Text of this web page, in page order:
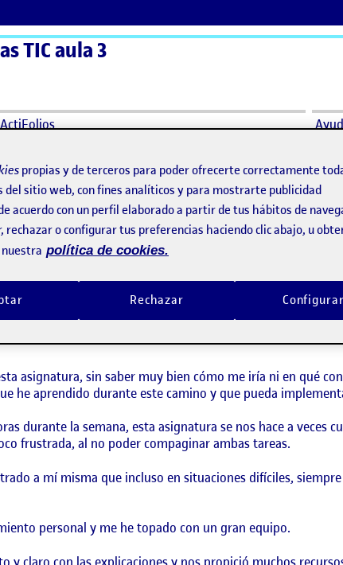
TIC aula 3
ActiFolios
asignatura, sin saber muy bien cómo me iría ni en qué
he aprendido durante este camino y que pueda
durante la semana, esta asignatura se nos hace a veces
frustrada, al no poder compaginar ambas tareas.
a mí misma que incluso en situaciones difíciles,
personal y me he topado con un gran equipo.
propias y de terceros para poder ofrecerte correctamente
del sitio web, con fines analíticos y para mostrarte publicidad
acuerdo con un perfil elaborado a partir de tus hábitos de
rechazar o configurar tus preferencias haciendo clic abajo, u
política de cookies.
Rechazar Configurar